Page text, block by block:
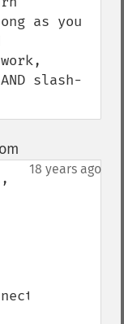
as you
slash-
18 years ago